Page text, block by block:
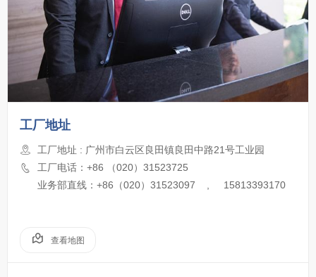
工厂地址
工厂地址 : 广州市白云区良田镇良田中路21号工业园
工厂电话：+86 （020）31523725
业务部直线：+86（020）31523097 , 15813393170
查看地图